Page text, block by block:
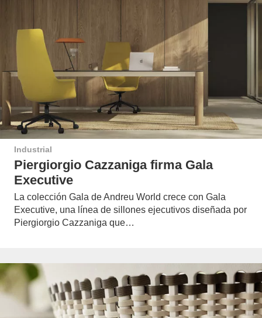
Industrial
Piergiorgio Cazzaniga firma Gala
Executive
La colección Gala de Andreu World crece con Gala
Executive, una línea de sillones ejecutivos diseñada por
Piergiorgio Cazzaniga que…